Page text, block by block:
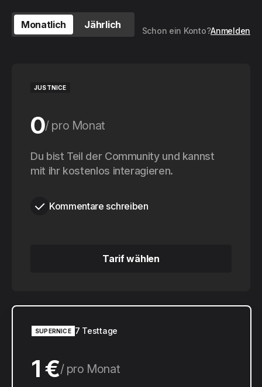
Monatlich Jährlich
Schon ein Konto?Anmelden
JUSTNICE
0 pro Monat
0 pro Jahr
Du bist Teil der Community und kannst
mit ihr kostenlos interagieren.
Kommentare schreiben
Tarif wählen
SUPERNICE 7 Testtage
1 € pro Monat